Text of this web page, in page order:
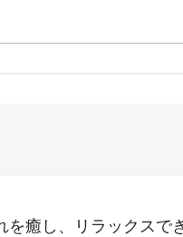
癒し、リラックスで